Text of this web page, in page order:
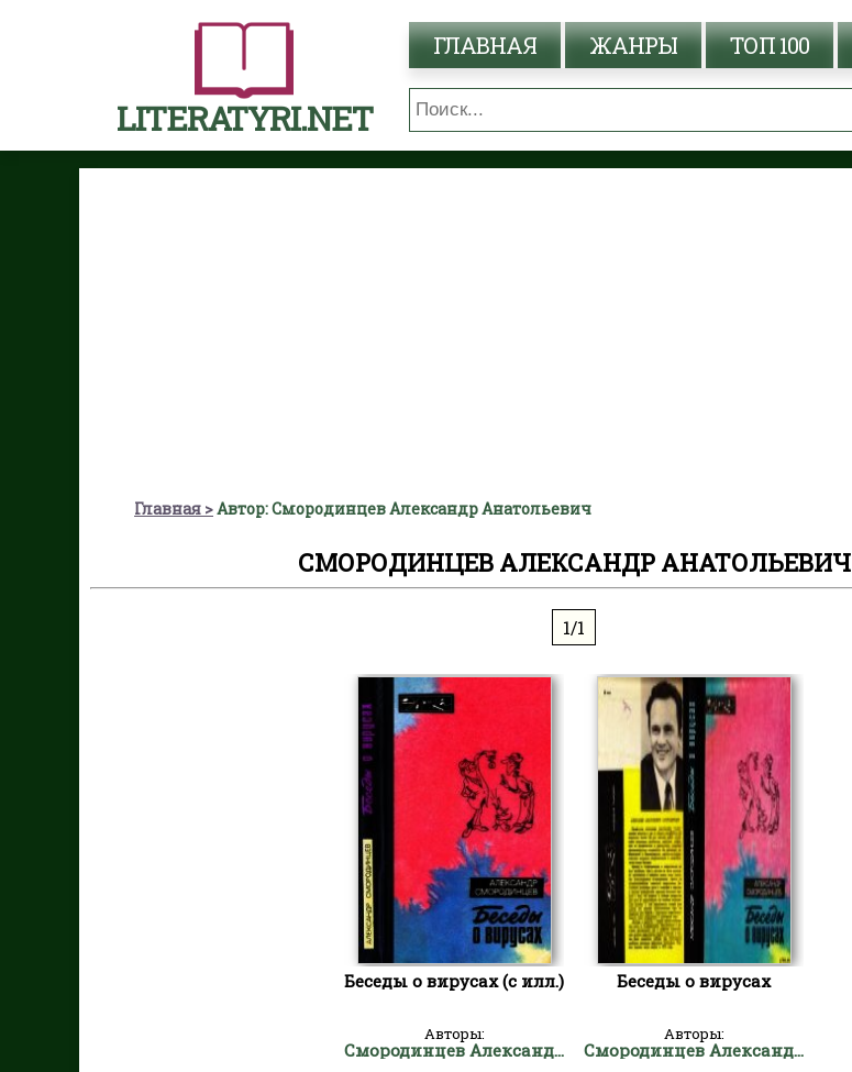
LITERATYRI.NET
ГЛАВНАЯ ЖАНРЫ ТОП 100
Главная Автор: Смородинцев Александр Анатольевич
СМОРОДИНЦЕВ АЛЕКСАНДР АНАТОЛЬЕВИЧ
1/1
Беседы о вирусах (с илл.)
Авторы:
Смородинцев Александр Анатольевич
Беседы о вирусах
Авторы:
Смородинцев Александр Анатольевич